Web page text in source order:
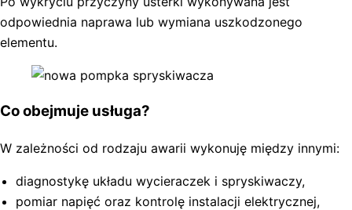
odpowiednia naprawa lub wymiana uszkodzonego
elementu.
Co obejmuje usługa?
W zależności od rodzaju awarii wykonuję między innymi:
diagnostykę układu wycieraczek i spryskiwaczy,
pomiar napięć oraz kontrolę instalacji elektrycznej,